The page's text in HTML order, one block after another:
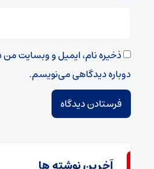
ذخیره نام، ایمیل و وبسایت من
دوباره دیدگاهی می‌نویسم.